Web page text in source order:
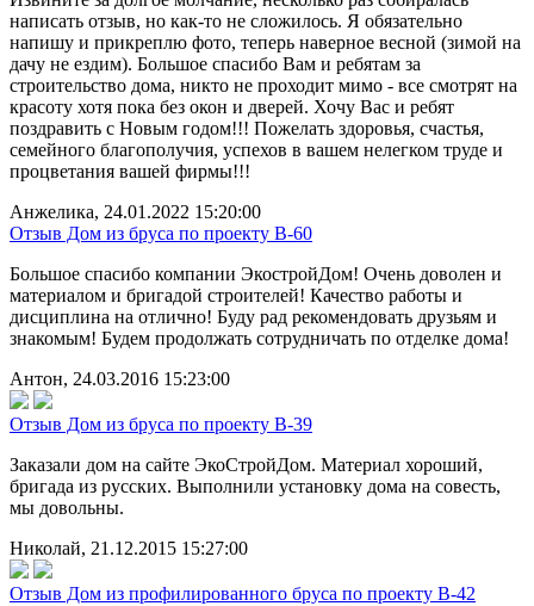
написать отзыв, но как-то не сложилось. Я обязательно
напишу и прикреплю фото, теперь наверное весной (зимой на
дачу не ездим). Большое спасибо Вам и ребятам за
строительство дома, никто не проходит мимо - все смотрят на
красоту хотя пока без окон и дверей. Хочу Вас и ребят
поздравить с Новым годом!!! Пожелать здоровья, счастья,
семейного благополучия, успехов в вашем нелегком труде и
процветания вашей фирмы!!!
Анжелика, 24.01.2022 15:20:00
Отзыв Дом из бруса по проекту B-60
Большое спасибо компании ЭкостройДом! Очень доволен и
материалом и бригадой строителей! Качество работы и
дисциплина на отлично! Буду рад рекомендовать друзьям и
знакомым! Будем продолжать сотрудничать по отделке дома!
Антон, 24.03.2016 15:23:00
Отзыв Дом из бруса по проекту B-39
Заказали дом на сайте ЭкоСтройДом. Материал хороший,
бригада из русских. Выполнили установку дома на совесть,
мы довольны.
Николай, 21.12.2015 15:27:00
Отзыв Дом из профилированного бруса по проекту В-42